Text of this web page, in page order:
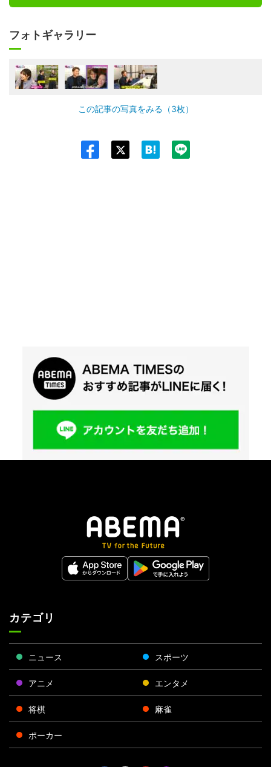
フォトギャラリー
この記事の写真をみる（3枚）
カテゴリ
ニュース スポーツ
アニメ エンタメ
将棋 麻雀
ポーカー